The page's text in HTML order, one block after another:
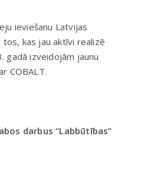
ieviešanu Latvijas
kas jau aktīvi realizē
gadā izveidojām jaunu
COBALT.
darbus “Labbūtības”